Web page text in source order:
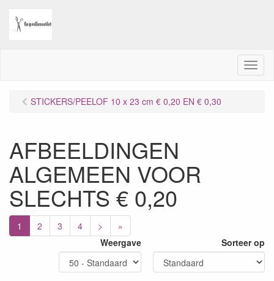
M
e
STICKERS/PEELOF 10 x 23 cm € 0,20 EN € 0,30
AFBEELDINGEN
ALGEMEEN VOOR
SLECHTS € 0,20
1 2 3 4 >
»
Weergave
Sorteer op